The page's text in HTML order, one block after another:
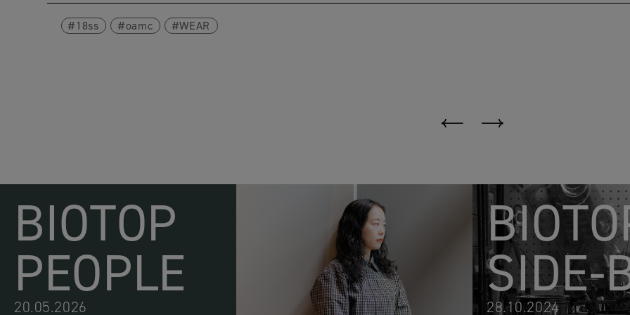
18ss oamc WEAR
BIOTOP
PEOPLE
20.05.2026
SIDE-
28.10.2024